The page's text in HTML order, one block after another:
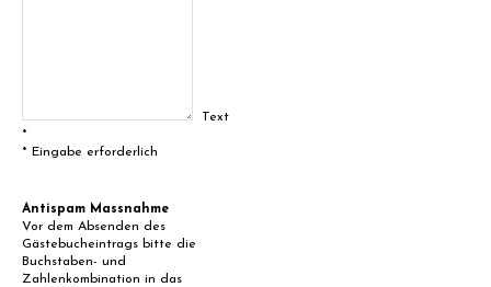
Text
*
* Eingabe erforderlich
Antispam Massnahme
Vor dem Absenden des
Gästebucheintrags bitte die
Buchstaben- und
Zahlenkombination in das